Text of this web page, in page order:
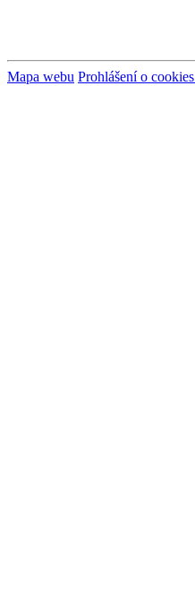
Mapa webu Prohlášení o cookies